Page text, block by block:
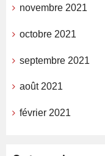
novembre 2021
octobre 2021
septembre 2021
août 2021
février 2021